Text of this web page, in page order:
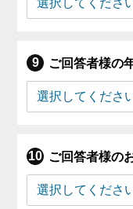
ご回答者様の
ご回答者様の